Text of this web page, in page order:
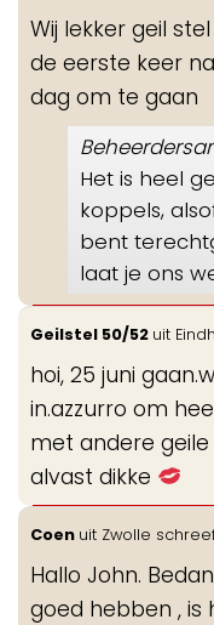
Wij lekker geil
de eerste keer
dag om te gaan
Het is heel
koppels,
bent
laat je ons
Geilstel 50/52 uit
hoi, 25 juni
in.azzurro om
met andere
alvast dikke
Coen uit Zwolle
Hallo John.
goed hebben , is